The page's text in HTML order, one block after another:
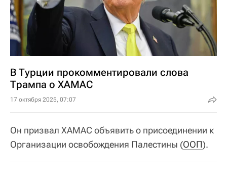
В Турции прокомментировали слова
Трампа о ХАМАС
17 октября 2025, 07:07
Он призвал ХАМАС объявить о присоединении к
Организации освобождения Палестины (ООП).